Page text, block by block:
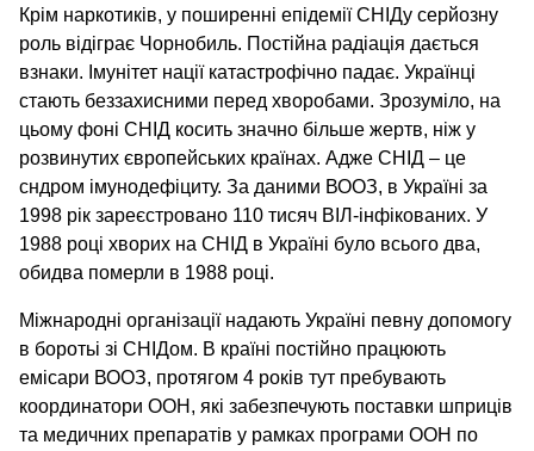
Крім наркотиків, у поширенні епідемії СНІДу серйозну
роль відіграє Чорнобиль. Постійна радіація дається
взнаки. Імунітет нації катастрофічно падає. Українці
стають беззахисними перед хворобами. Зрозуміло, на
цьому фоні СНІД косить значно більше жертв, ніж у
розвинутих європейських країнах. Адже СНІД – це
сндром імунодефіциту. За даними ВООЗ, в Україні за
1998 рік зареєстровано 110 тисяч ВІЛ-інфікованих. У
1988 році хворих на СНІД в Україні було всього два,
обидва померли в 1988 році.
Міжнародні організації надають Україні певну допомогу
в боротьі зі СНІДом. В країні постійно працюють
емісари ВООЗ, протягом 4 років тут пребувають
координатори ООН, які забезпечують поставки шприців
та медичних препаратів у рамках програми ООН по